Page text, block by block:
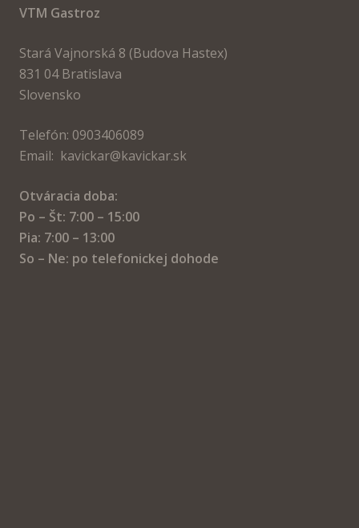
VTM Gastroz
Stará Vajnorská 8 (Budova Hastex)
831 04 Bratislava
Slovensko
Telefón: 0903406089
Email: kavickar@kavickar.sk
Otváracia doba:
Po – Št: 7:00 – 15:00
Pia: 7:00 – 13:00
So – Ne: po telefonickej dohode